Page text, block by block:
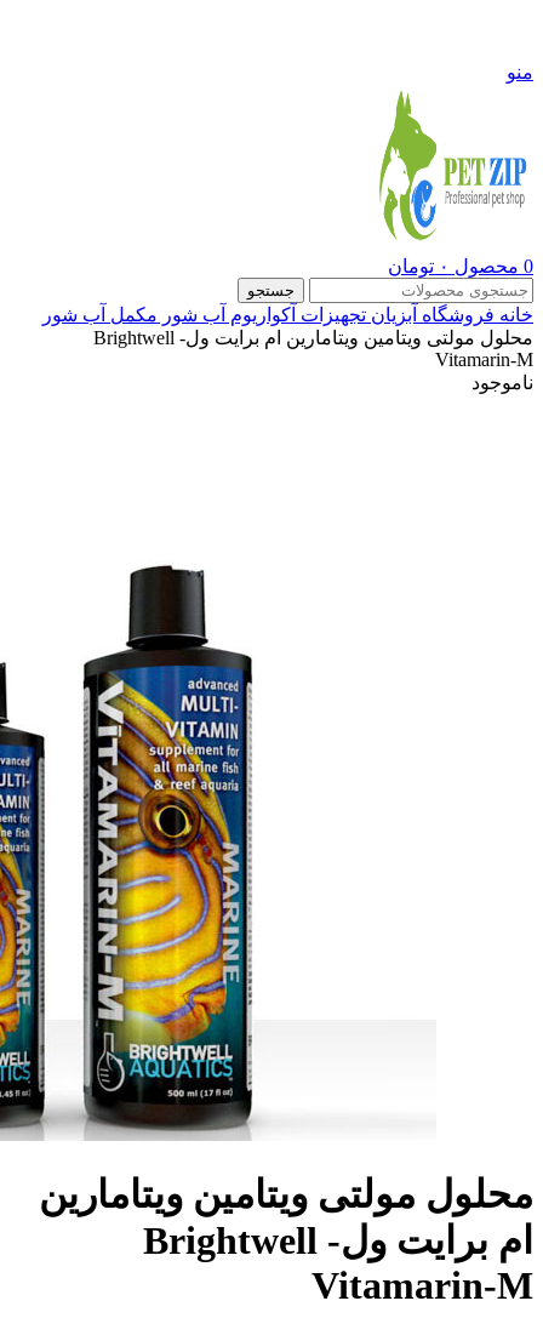
منو
0 محصول ۰ تومان
جستجو
خانه فروشگاه آبزیان تجهیزات آکواریوم آب شور مکمل آب شور
محلول مولتی ویتامین ویتامارین ام برایت ول- Brightwell
Vitamarin-M
ناموجود
محلول مولتی ویتامین ویتامارین
ام برایت ول- Brightwell
Vitamarin-M